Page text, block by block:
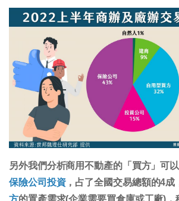
另外我們分析商用不動產的「買方」可以
保險公司投資，占了全國交易總額的4成
方的置產需求(企業需要買倉庫或工廠)，